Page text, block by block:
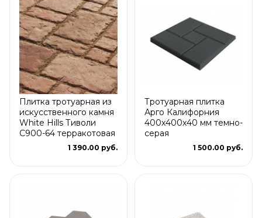
Плитка тротуарная из
искусственного камня
White Hills Тиволи
С900-64 терракотовая
1 390.00 руб.
Тротуарная плитка
Арго Калифорния
400x400x40 мм темно-
серая
1 500.00 руб.